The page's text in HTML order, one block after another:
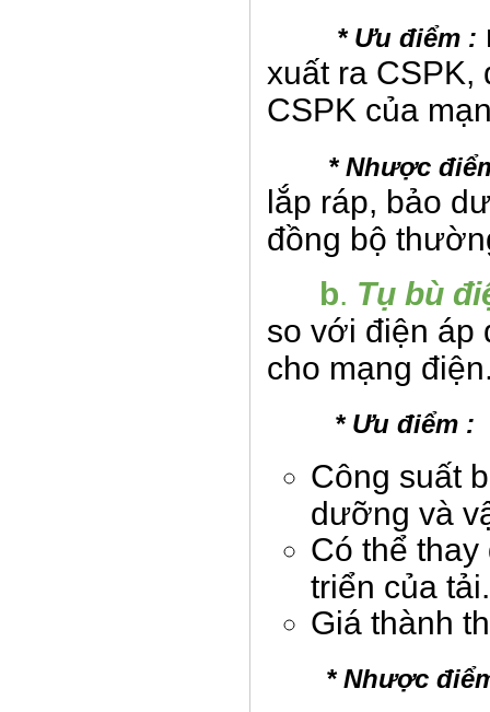
* Ưu điểm :
xuất ra CSPK,
CSPK của
* Nhược
lắp ráp, bảo
đồng bộ
b. Tụ bù
so với điện áp
cho mạng
* Ưu điểm :
Công suất
dưỡng và
Có thể
triển của tải.
Giá thành
* Nhược